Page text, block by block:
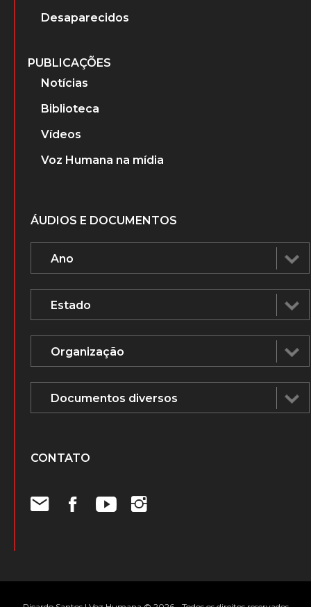
Desaparecidos
PUBLICAÇÕES
Notícias
Biblioteca
Vídeos
Voz Humana na mídia
ÁUDIOS E DOCUMENTOS
CONTATO